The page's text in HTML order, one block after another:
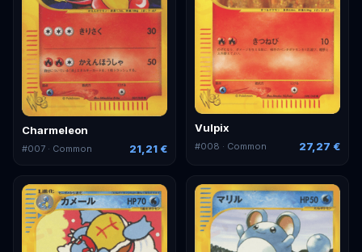
Charmeleon
#007 · Common 21,21 €
Vulpix
#008 · Common 27,27 €